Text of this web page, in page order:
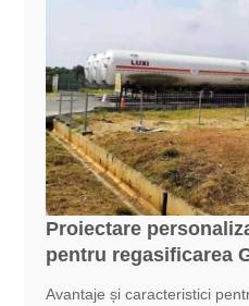
Proiectare
pentru regasificarea
Avantaje și caracteristici